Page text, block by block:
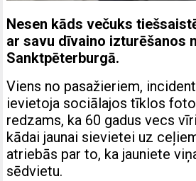
Nesen kāds večuks
ar savu dīvaino izturēšanos
Sanktpēterburgā.
Viens no pasažieriem,
ievietoja sociālajos tīklos
redzams, ka 60 gadus vecs
kādai jaunai sievietei uz
atriebās par to, ka jauniete
sēdvietu.